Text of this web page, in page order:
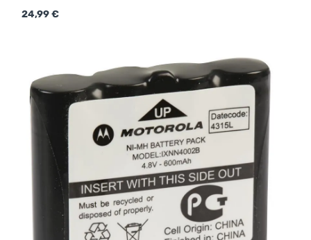
MotorolaOriginal Motorola Zubehör
Regulärer Preis:
24,99 €